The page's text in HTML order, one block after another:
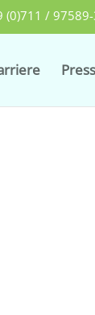
(0)711 /